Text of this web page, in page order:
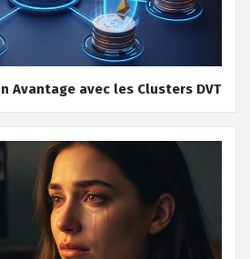
Avantage avec les Clusters DVT